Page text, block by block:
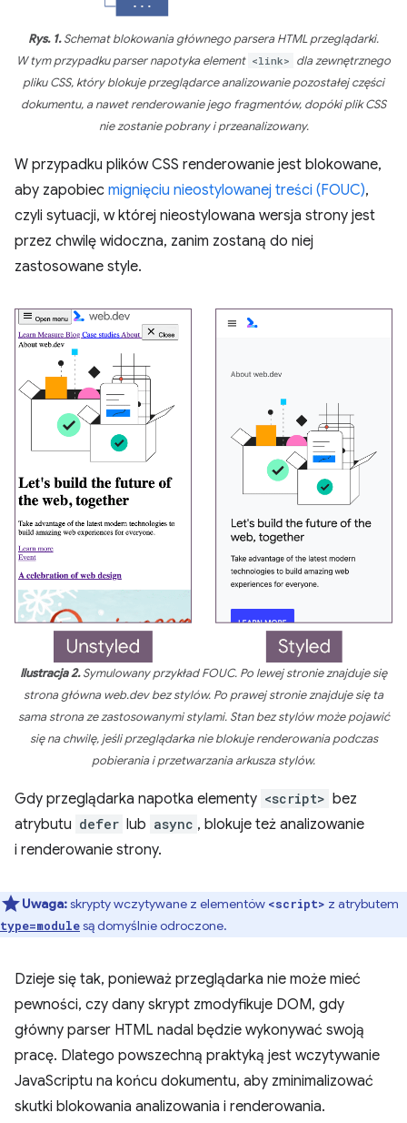
Rys. 1.Schemat blokowania głównego parsera HTML przeglądarki.
W tym przypadku parser napotyka element <link> dla zewnętrznego
pliku CSS, który blokuje przeglądarce analizowanie pozostałej części
dokumentu, a nawet renderowanie jego fragmentów, dopóki plik CSS
nie zostanie pobrany i przeanalizowany.
W przypadku plików CSS renderowanie jest blokowane,
aby zapobiec mignięciu nieostylowanej treści (FOUC),
czyli sytuacji, w której nieostylowana wersja strony jest
przez chwilę widoczna, zanim zostaną do niej
zastosowane style.
Ilustracja 2.Symulowany przykład FOUC. Po lewej stronie znajduje się
strona główna web.dev bez stylów. Po prawej stronie znajduje się ta
sama strona ze zastosowanymi stylami. Stan bez stylów może pojawić
się na chwilę, jeśli przeglądarka nie blokuje renderowania podczas
pobierania i przetwarzania arkusza stylów.
Gdy przeglądarka napotka elementy <script> bez
atrybutu defer lub async , blokuje też analizowanie
i renderowanie strony.
Uwaga:skrypty wczytywane z elementów <script> z atrybutem
type=modulesą domyślnie odroczone.
Dzieje się tak, ponieważ przeglądarka nie może mieć
pewności, czy dany skrypt zmodyfikuje DOM, gdy
główny parser HTML nadal będzie wykonywać swoją
pracę. Dlatego powszechną praktyką jest wczytywanie
JavaScriptu na końcu dokumentu, aby zminimalizować
skutki blokowania analizowania i renderowania.